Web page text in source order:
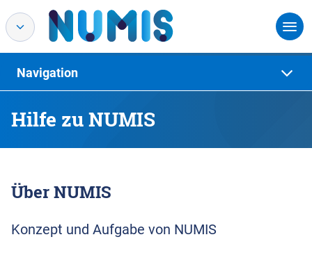
Hilfe zu NUMIS
Navigation
Über NUMIS
Konzept und Aufgabe von NUMIS